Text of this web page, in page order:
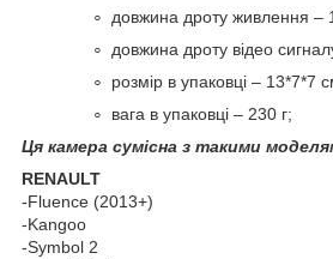
довжина дроту живлення –
довжина дроту відео
розмір в упаковці – 13*7*7
вага в упаковці – 230 г;
Ця камера сумісна з такими
RENAULT
-Fluence (2013+)
-Kangoo
-Symbol 2